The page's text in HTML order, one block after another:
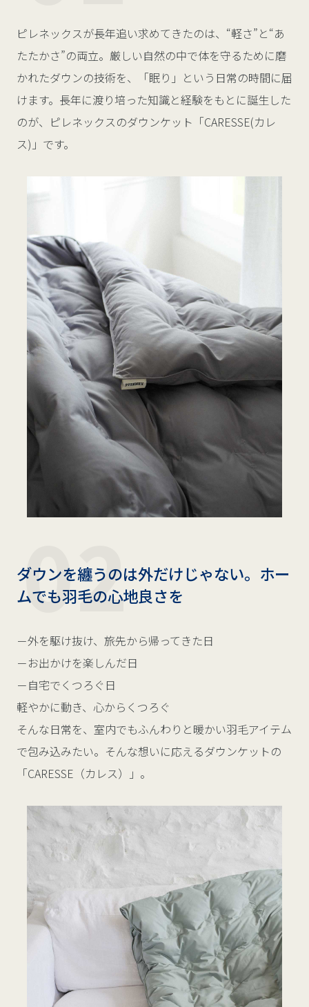
ピレネックスが長年追い求めてきたのは、“軽さ”と“あ
たたかさ”の両立。厳しい自然の中で体を守るために磨
かれたダウンの技術を、「眠り」という日常の時間に届
けます。長年に渡り培った知識と経験をもとに誕生した
のが、ピレネックスのダウンケット「CARESSE(カレ
ス)」です。
ダウンを纏うのは外だけじゃない。ホー
ムでも羽毛の心地良さを
－外を駆け抜け、旅先から帰ってきた日
－お出かけを楽しんだ日
－自宅でくつろぐ日
軽やかに動き、心からくつろぐ
そんな日常を、室内でもふんわりと暖かい羽毛アイテム
で包み込みたい。そんな想いに応えるダウンケットの
「CARESSE（カレス）」。